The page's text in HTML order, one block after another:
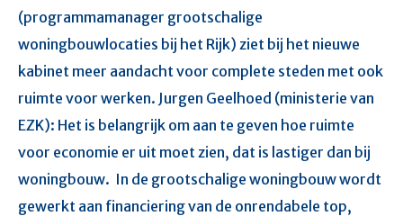
(programmamanager grootschalige
woningbouwlocaties bij het Rijk) ziet bij het nieuwe
kabinet meer aandacht voor complete steden met ook
ruimte voor werken. Jurgen Geelhoed (ministerie van
EZK): Het is belangrijk om aan te geven hoe ruimte
voor economie er uit moet zien, dat is lastiger dan bij
woningbouw. In de grootschalige woningbouw wordt
gewerkt aan financiering van de onrendabele top,